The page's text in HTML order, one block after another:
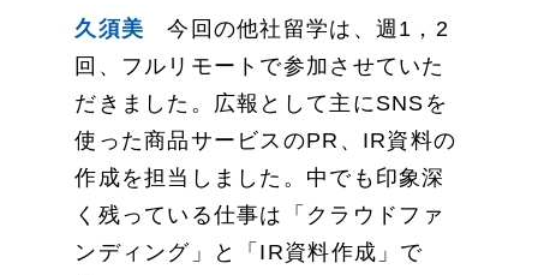
久須美 今回の他社留学は、週1，2
回、フルリモートで参加させていた
だきました。広報として主にSNSを
使った商品サービスのPR、IR資料の
作成を担当しました。中でも印象深
く残っている仕事は「クラウドファ
ンディング」と「IR資料作成」で